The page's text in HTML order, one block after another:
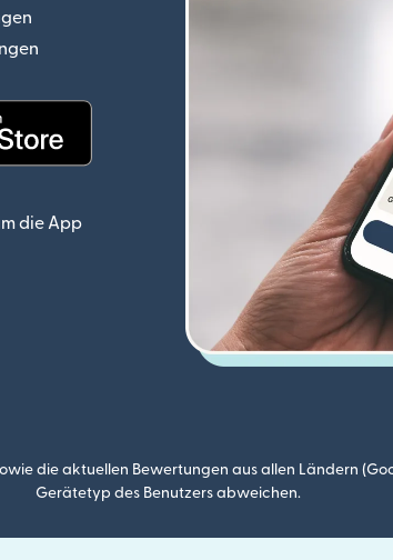
die App
die aktuellen Bewertungen aus allen Ländern
Gerätetyp des Benutzers abweichen.